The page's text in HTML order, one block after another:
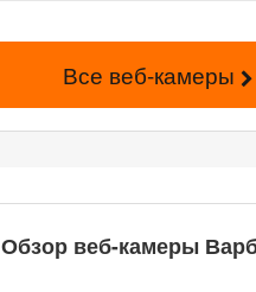
Все веб-камеры
Обзор веб-камеры